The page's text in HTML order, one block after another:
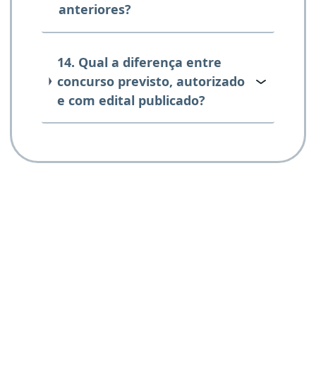
anteriores?
14. Qual a diferença entre
concurso previsto, autorizado
e com edital publicado?